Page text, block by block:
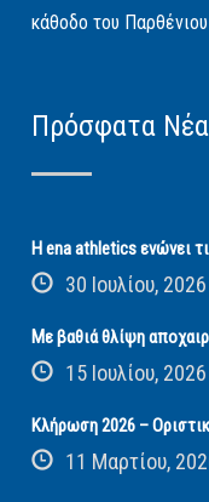
κάθοδο του
Πρόσφατα Νέα
Η ena athletics ενώνει
30 Ιουλίου, 2026
Με βαθιά θλίψη
15 Ιουλίου, 2026
Κλήρωση 2026 –
11 Μαρτίου,